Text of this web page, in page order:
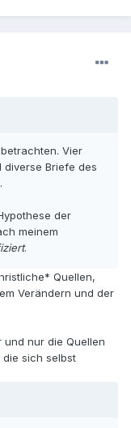
Vier
diverse Briefe des
der
meinem
.
Quellen,
Verändern und der
nur die Quellen
sich selbst